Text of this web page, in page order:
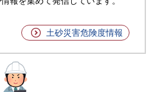
土砂災害危険度情報